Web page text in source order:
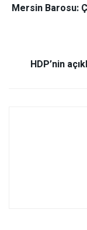
Mersin Barosu:
HDP’nin